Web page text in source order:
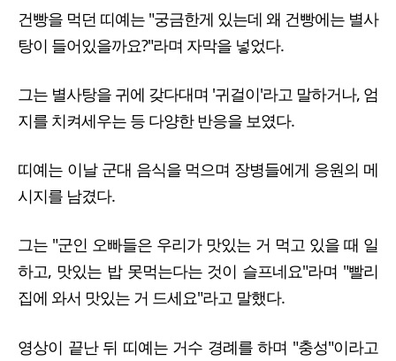
건빵을 먹던 띠예는 "궁금한게 있는데 왜 건빵에는 별사
탕이 들어있을까요?"라며 자막을 넣었다.
그는 별사탕을 귀에 갖다대며 '귀걸이'라고 말하거나, 엄
지를 치켜세우는 등 다양한 반응을 보였다.
띠예는 이날 군대 음식을 먹으며 장병들에게 응원의 메
시지를 남겼다.
그는 "군인 오빠들은 우리가 맛있는 거 먹고 있을 때 일
하고, 맛있는 밥 못먹는다는 것이 슬프네요"라며 "빨리
집에 와서 맛있는 거 드세요"라고 말했다.
영상이 끝난 뒤 띠예는 거수 경례를 하며 "충성"이라고